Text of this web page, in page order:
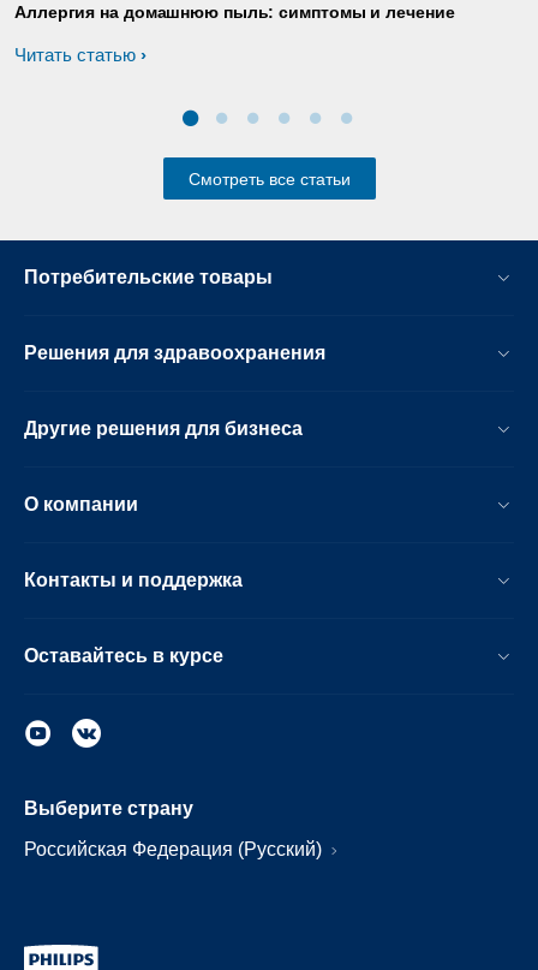
Аллергия на домашнюю пыль: симптомы и лечение
Читать статью
Смотреть все статьи
Потребительские товары
Решения для здравоохранения
Другие решения для бизнеса
О компании
Контакты и поддержка
Оставайтесь в курсе
Выберите страну
Российская Федерация (Русский)